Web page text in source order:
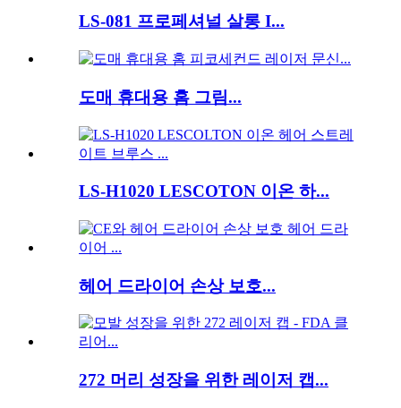
LS-081 프로페셔널 살롱 I...
도매 휴대용 홈 그림...
LS-H1020 LESCOTON 이온 하...
헤어 드라이어 손상 보호...
272 머리 성장을 위한 레이저 캡...